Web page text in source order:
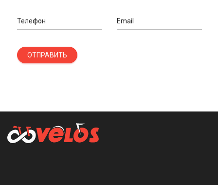
Телефон Email
ОТПРАВИТЬ